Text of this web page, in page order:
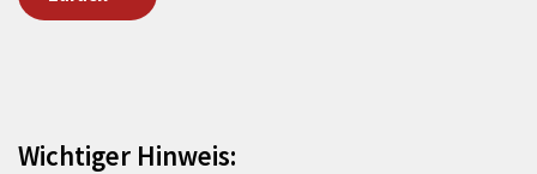
Wichtiger Hinweis: